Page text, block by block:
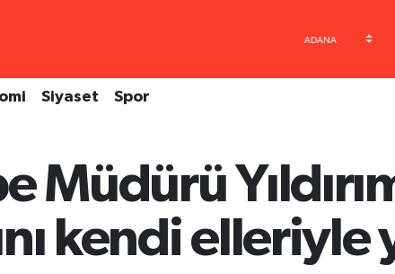
Siyaset Spor
Müdürü
kendi elleriyle